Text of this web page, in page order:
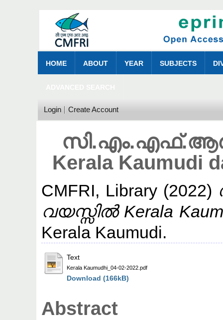
HOME ABOUT YEAR SUBJECTS
Login Create Account
Kerala Kaumudi
CMFRI, Library(2022)
വയസ്സിൽ Kerala
Kerala Kaumudi.
Text
Kerala Kaumudhi_04-02-2022.pdf
Download (166kB)
Abstract